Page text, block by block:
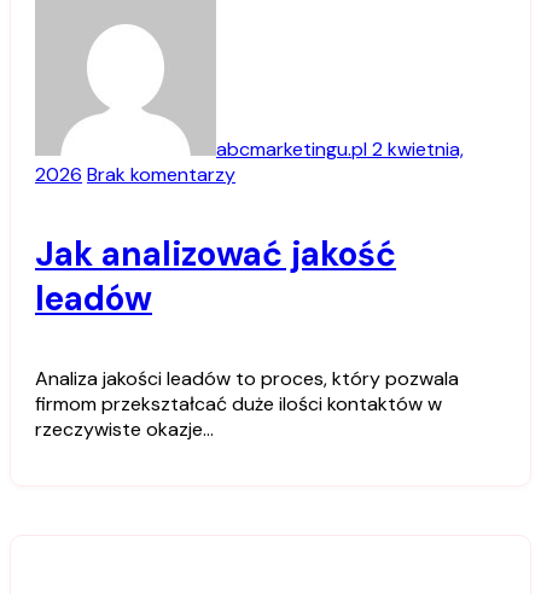
abcmarketingu.pl2 kwietnia,
2026 Brak komentarzy
Jak analizować jakość
leadów
Analiza jakości leadów to proces, który pozwala
firmom przekształcać duże ilości kontaktów w
rzeczywiste okazje…